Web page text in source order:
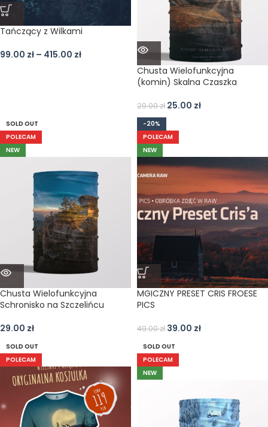
Tańczący z Wilkami
99.00 zł – 415.00 zł
Chusta Wielofunkcyjna
(komin) Skalna Czaszka
29.00zł 25.00 zł
SOLD OUT
POLECAM
NEW
Chusta Wielofunkcyjna
Schronisko na Szczelińcu
29.00 zł
-20%
POLECAM
NEW
MGICZNY PRESET CRIS FROESE
PICS
49.00zł 39.00 zł
SOLD OUT
POLECAM
SOLD OUT
POLECAM
NEW